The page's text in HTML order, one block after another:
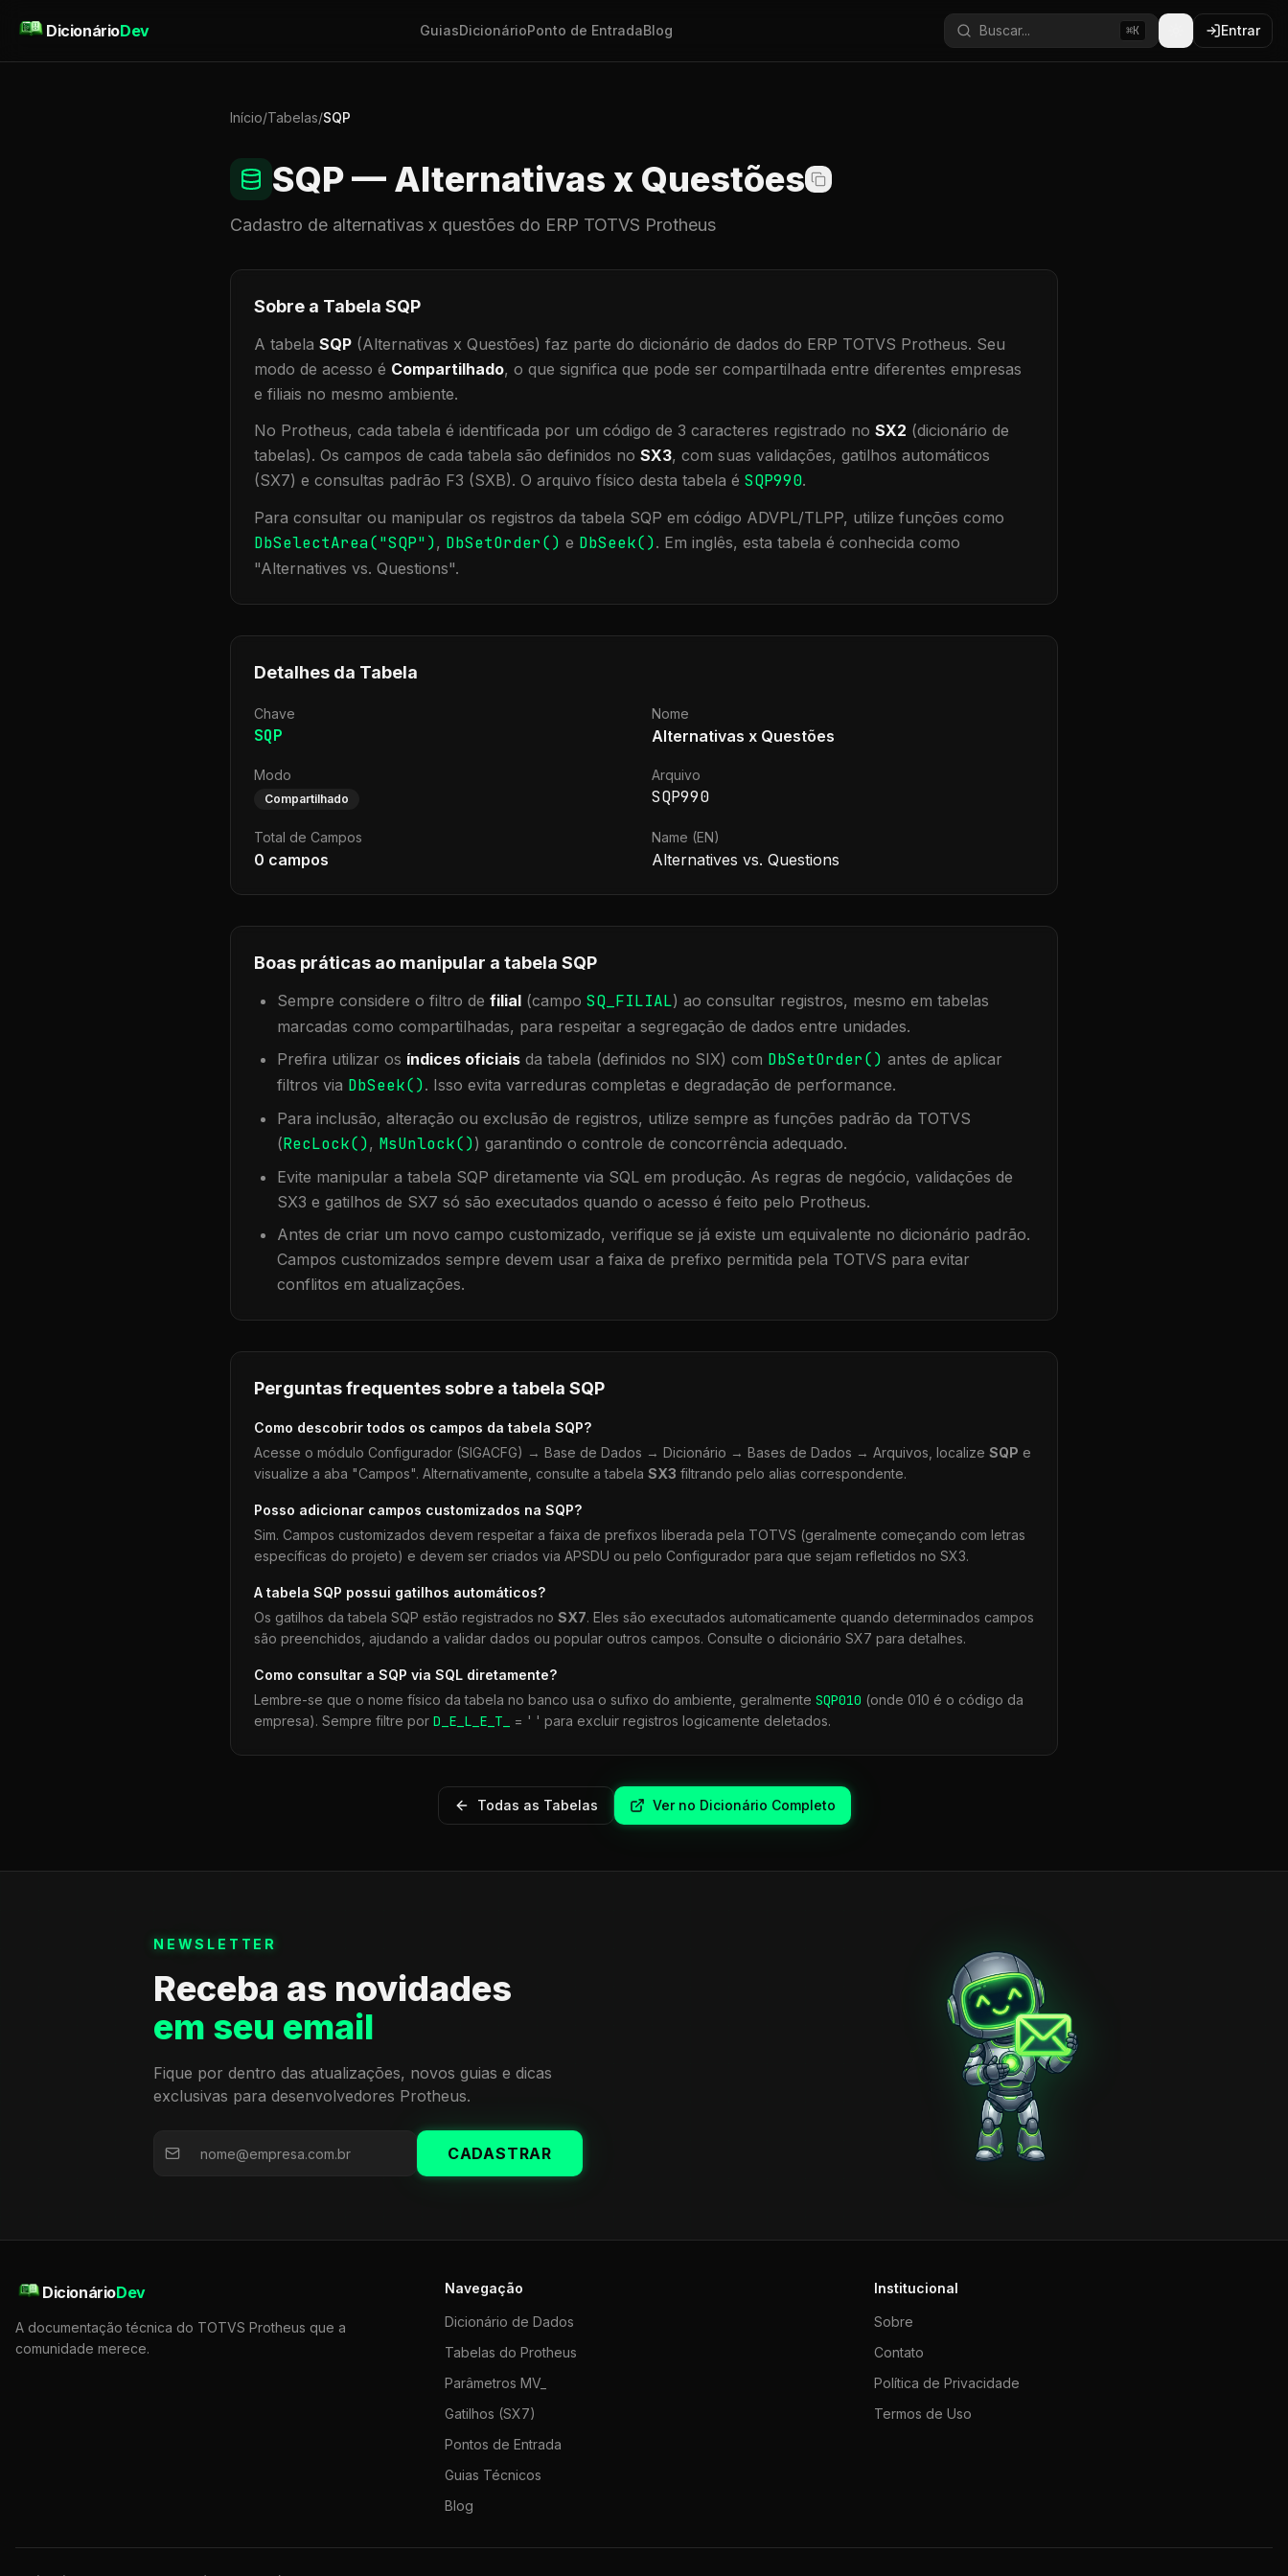
DicionárioDev GuiasDicionárioPonto de EntradaBlog Buscar... ⌘K Entrar
Início/Tabelas/SQP
SQP— Alternativas x Questões
Cadastro de alternativas x questões do ERP TOTVS Protheus
Sobre a Tabela SQP
A tabela SQP (Alternativas x Questões) faz parte do dicionário de dados do ERP TOTVS Protheus. Seu
modo de acesso é Compartilhado, o que significa que pode ser compartilhada entre diferentes empresas
e filiais no mesmo ambiente.
No Protheus, cada tabela é identificada por um código de 3 caracteres registrado no SX2 (dicionário de
tabelas). Os campos de cada tabela são definidos no SX3, com suas validações, gatilhos automáticos
(SX7) e consultas padrão F3 (SXB). O arquivo físico desta tabela é SQP990.
Para consultar ou manipular os registros da tabela SQP em código ADVPL/TLPP, utilize funções como
DbSelectArea("SQP"), DbSetOrder() e DbSeek(). Em inglês, esta tabela é conhecida como
"Alternatives vs. Questions".
Detalhes da Tabela
Chave
SQP
Nome
Alternativas x Questões
Modo
Compartilhado
Arquivo
SQP990
Total de Campos
0 campos
Name (EN)
Alternatives vs. Questions
Boas práticas ao manipular a tabela SQP
Sempre considere o filtro de filial (campo SQ_FILIAL) ao consultar registros, mesmo em tabelas
marcadas como compartilhadas, para respeitar a segregação de dados entre unidades.
Prefira utilizar os índices oficiais da tabela (definidos no SIX) com DbSetOrder() antes de aplicar
filtros via DbSeek(). Isso evita varreduras completas e degradação de performance.
Para inclusão, alteração ou exclusão de registros, utilize sempre as funções padrão da TOTVS
(RecLock(), MsUnlock()) garantindo o controle de concorrência adequado.
Evite manipular a tabela SQP diretamente via SQL em produção. As regras de negócio, validações de
SX3 e gatilhos de SX7 só são executados quando o acesso é feito pelo Protheus.
Antes de criar um novo campo customizado, verifique se já existe um equivalente no dicionário padrão.
Campos customizados sempre devem usar a faixa de prefixo permitida pela TOTVS para evitar
conflitos em atualizações.
Perguntas frequentes sobre a tabela SQP
Como descobrir todos os campos da tabela SQP?
Acesse o módulo Configurador (SIGACFG) → Base de Dados → Dicionário → Bases de Dados → Arquivos, localize SQP e
visualize a aba "Campos". Alternativamente, consulte a tabela SX3 filtrando pelo alias correspondente.
Posso adicionar campos customizados na SQP?
Sim. Campos customizados devem respeitar a faixa de prefixos liberada pela TOTVS (geralmente começando com letras
específicas do projeto) e devem ser criados via APSDU ou pelo Configurador para que sejam refletidos no SX3.
A tabela SQP possui gatilhos automáticos?
Os gatilhos da tabela SQP estão registrados no SX7. Eles são executados automaticamente quando determinados campos
são preenchidos, ajudando a validar dados ou popular outros campos. Consulte o dicionário SX7 para detalhes.
Como consultar a SQP via SQL diretamente?
Lembre-se que o nome físico da tabela no banco usa o sufixo do ambiente, geralmente SQP010 (onde 010 é o código da
empresa). Sempre filtre por D_E_L_E_T_ = ' ' para excluir registros logicamente deletados.
Todas as Tabelas Ver no Dicionário Completo
NEWSLETTER
Receba as novidades
em seu email
Fique por dentro das atualizações, novos guias e dicas
exclusivas para desenvolvedores Protheus.
CADASTRAR
DicionárioDev
A documentação técnica do TOTVS Protheus que a
comunidade merece.
Navegação
Dicionário de Dados
Tabelas do Protheus
Parâmetros MV_
Gatilhos (SX7)
Pontos de Entrada
Guias Técnicos
Blog
Institucional
Sobre
Contato
Política de Privacidade
Termos de Uso